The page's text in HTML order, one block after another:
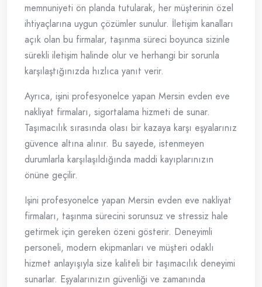
memnuniyeti ön planda tutularak, her müşterinin özel
ihtiyaçlarına uygun çözümler sunulur. İletişim kanalları
açık olan bu firmalar, taşınma süreci boyunca sizinle
sürekli iletişim halinde olur ve herhangi bir sorunla
karşılaştığınızda hızlıca yanıt verir.
Ayrıca, işini profesyonelce yapan Mersin evden eve
nakliyat firmaları, sigortalama hizmeti de sunar.
Taşımacılık sırasında olası bir kazaya karşı eşyalarınız
güvence altına alınır. Bu sayede, istenmeyen
durumlarla karşılaşıldığında maddi kayıplarınızın
önüne geçilir.
Işini profesyonelce yapan Mersin evden eve nakliyat
firmaları, taşınma sürecini sorunsuz ve stressiz hale
getirmek için gereken özeni gösterir. Deneyimli
personeli, modern ekipmanları ve müşteri odaklı
hizmet anlayışıyla size kaliteli bir taşımacılık deneyimi
sunarlar. Eşyalarınızın güvenliği ve zamanında